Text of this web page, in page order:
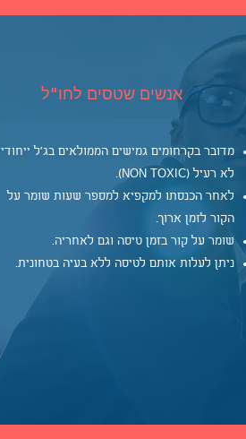
אנשים שטסים לחו"ל
מדובר בקרחומים גמישים הממולאים בג'ל ייחודי
לא רעיל (NON TOXIC).
לאחר הכנסתו למקפיא למספר שעות שומר על
הקור לזמן ארוך.
שומר על קור בזמן טיסה וגם לאחריה.
ניתן לעלות אותם לטיסה ללא בעיה בטחונית.